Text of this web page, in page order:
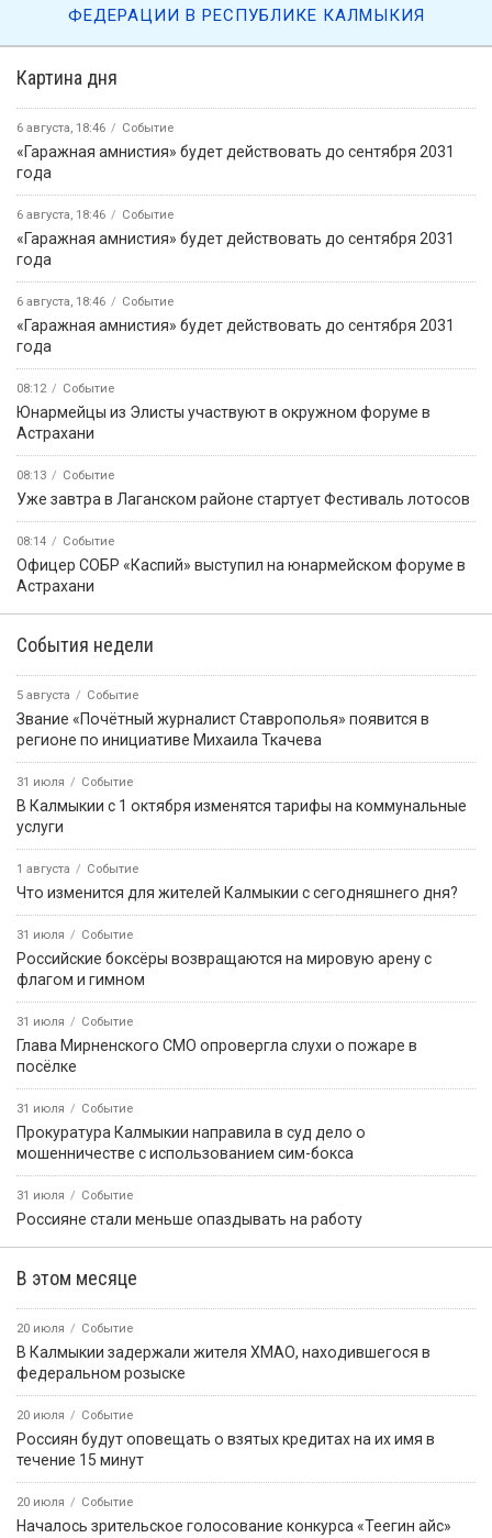
Картина дня
6 августа, 18:46 Событие
«Гаражная амнистия» будет действовать до сентября 2031
года
6 августа, 18:46 Событие
«Гаражная амнистия» будет действовать до сентября 2031
года
6 августа, 18:46 Событие
«Гаражная амнистия» будет действовать до сентября 2031
года
08:12 Событие
Юнармейцы из Элисты участвуют в окружном форуме в
Астрахани
08:13 Событие
Уже завтра в Лаганском районе стартует Фестиваль лотосов
08:14 Событие
Офицер СОБР «Каспий» выступил на юнармейском форуме в
Астрахани
События недели
5 августа Событие
Звание «Почётный журналист Ставрополья» появится в
регионе по инициативе Михаила Ткачева
31 июля Событие
В Калмыкии с 1 октября изменятся тарифы на коммунальные
услуги
1 августа Событие
Что изменится для жителей Калмыкии с сегодняшнего дня?
31 июля Событие
Российские боксёры возвращаются на мировую арену с
флагом и гимном
31 июля Событие
Глава Мирненского СМО опровергла слухи о пожаре в
посёлке
31 июля Событие
Прокуратура Калмыкии направила в суд дело о
мошенничестве с использованием сим-бокса
31 июля Событие
Россияне стали меньше опаздывать на работу
В этом месяце
20 июля Событие
В Калмыкии задержали жителя ХМАО, находившегося в
федеральном розыске
20 июля Событие
Россиян будут оповещать о взятых кредитах на их имя в
течение 15 минут
20 июля Событие
Началось зрительское голосование конкурса «Теегин айс»
ФЕДЕРАЦИИ В РЕСПУБЛИКЕ КАЛМЫКИЯ